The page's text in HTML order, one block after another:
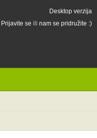
Desktop verzija
Prijavite se ili nam se pridružite :)